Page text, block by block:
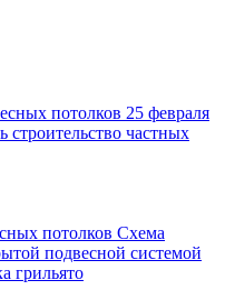
потолков 25 февраля
частных
потолков Схема
подвесной системой
грильято